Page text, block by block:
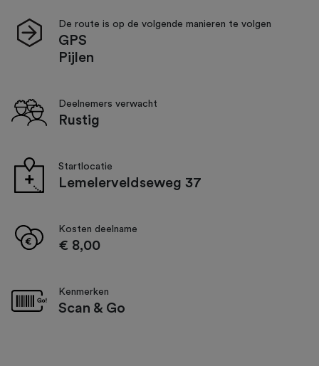
De route is op de volgende manieren te volgen
GPS
Pijlen
Deelnemers verwacht
Rustig
Startlocatie
Lemelerveldseweg 37
Kosten deelname
€ 8,00
Kenmerken
Scan & Go